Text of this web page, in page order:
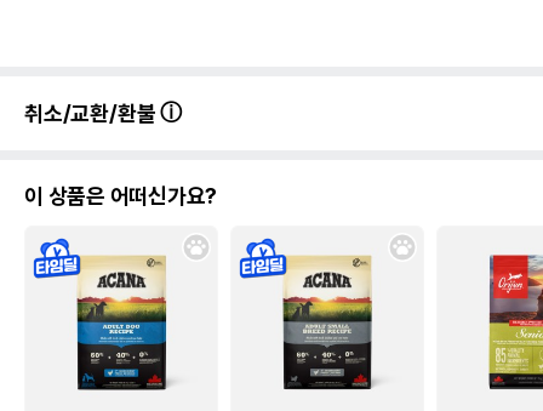
취소/교환/환불
이 상품은 어떠신가요?